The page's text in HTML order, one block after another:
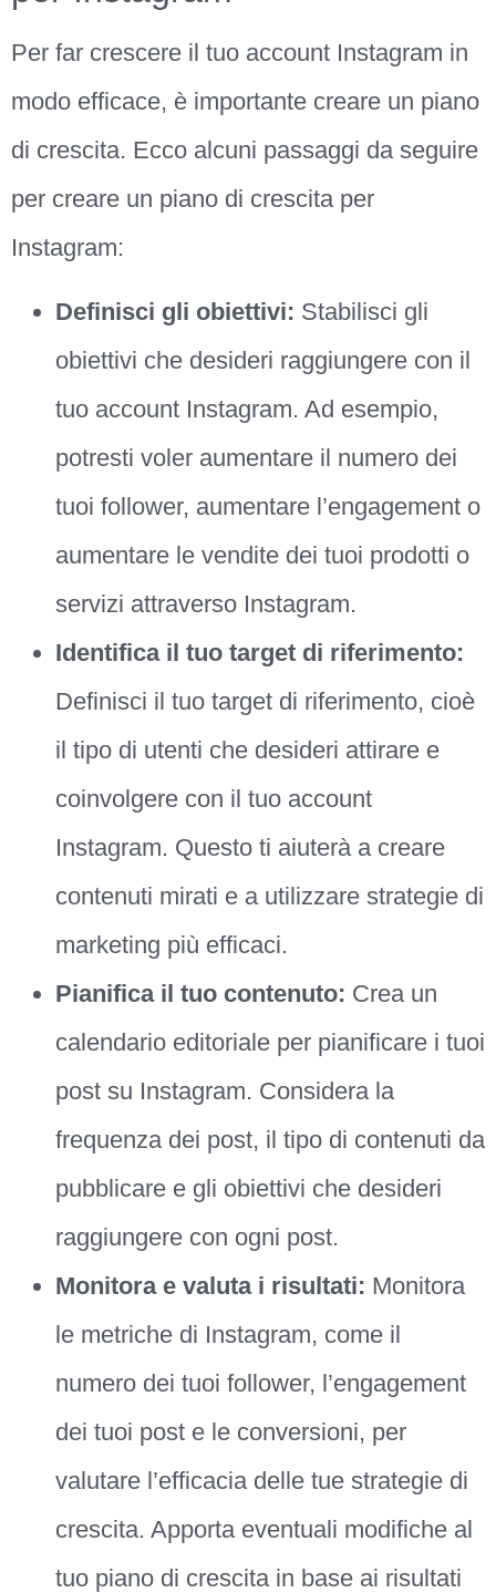
Per far crescere il tuo account Instagram in
modo efficace, è importante creare un piano
di crescita. Ecco alcuni passaggi da seguire
per creare un piano di crescita per
Instagram:
Definisci gli obiettivi: Stabilisci gli
obiettivi che desideri raggiungere con il
tuo account Instagram. Ad esempio,
potresti voler aumentare il numero dei
tuoi follower, aumentare l’engagement o
aumentare le vendite dei tuoi prodotti o
servizi attraverso Instagram.
Identifica il tuo target di riferimento:
Definisci il tuo target di riferimento, cioè
il tipo di utenti che desideri attirare e
coinvolgere con il tuo account
Instagram. Questo ti aiuterà a creare
contenuti mirati e a utilizzare strategie di
marketing più efficaci.
Pianifica il tuo contenuto: Crea un
calendario editoriale per pianificare i tuoi
post su Instagram. Considera la
frequenza dei post, il tipo di contenuti da
pubblicare e gli obiettivi che desideri
raggiungere con ogni post.
Monitora e valuta i risultati: Monitora
le metriche di Instagram, come il
numero dei tuoi follower, l’engagement
dei tuoi post e le conversioni, per
valutare l’efficacia delle tue strategie di
crescita. Apporta eventuali modifiche al
tuo piano di crescita in base ai risultati